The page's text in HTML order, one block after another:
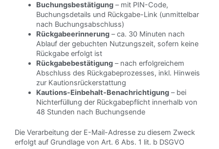
Buchungsbestätigung– mit PIN-Code,
Buchungsdetails und Rückgabe-Link (unmittelbar
nach Buchungsabschluss)
Rückgabeerinnerung– ca. 30 Minuten nach
Ablauf der gebuchten Nutzungszeit, sofern keine
Rückgabe erfolgt ist
Rückgabebestätigung– nach erfolgreichem
Abschluss des Rückgabeprozesses, inkl. Hinweis
zur Kautionsrückerstattung
Kautions-Einbehalt-Benachrichtigung– bei
Nichterfüllung der Rückgabepflicht innerhalb von
48 Stunden nach Buchungsende
Die Verarbeitung der E-Mail-Adresse zu diesem Zweck
erfolgt auf Grundlage von Art. 6 Abs. 1 lit. b DSGVO